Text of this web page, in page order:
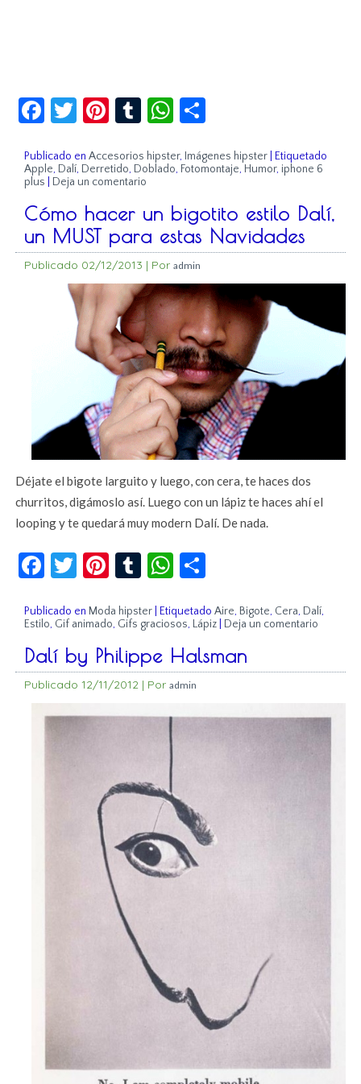
Facebook
Twitter
Pinterest
TumblrWhatsApp
Publicado en Accesorios hipster, Imágenes hipster |Etiquetado
Apple, Dalí, Derretido, Doblado, Fotomontaje, Humor, iphone 6
plus
Deja un comentario
Cómo hacer un bigotito estilo Dalí,
un MUST para estas Navidades
Publicado 02/12/2013 | Por admin
Déjate el bigote larguito y luego, con cera, te haces dos
churritos, digámoslo así. Luego con un lápiz te haces ahí el
looping y te quedará muy modern Dalí. De nada.
Facebook
Twitter
Pinterest
TumblrWhatsApp
Publicado en Moda hipster |Etiquetado Aire, Bigote, Cera, Dalí,
Estilo, Gif animado, Gifs graciosos, Lápiz Deja un comentario
Dalí by Philippe Halsman
Publicado 12/11/2012 | Por admin